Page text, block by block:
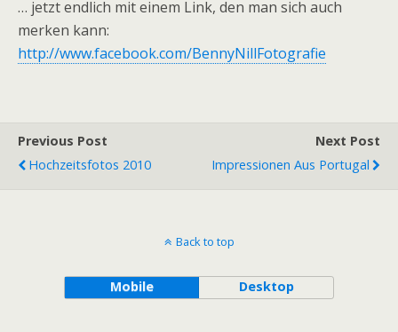
… jetzt endlich mit einem Link, den man sich auch
merken kann:
http://www.facebook.com/BennyNillFotografie
Previous Post
Hochzeitsfotos 2010
Next Post
Impressionen Aus Portugal
Back to top
Mobile Desktop